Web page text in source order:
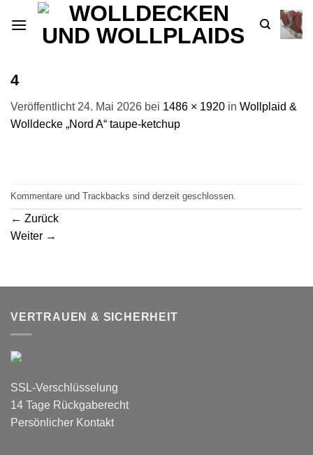
Inhalt
4
Veröffentlicht 24. Mai 2026 bei 1486 × 1920 in Wollplaid &
Wolldecke „Nord A“ taupe-ketchup
Kommentare und Trackbacks sind derzeit geschlossen.
← Zurück
Weiter →
VERTRAUEN & SICHERHEIT
SSL-Verschlüsselung
14 Tage Rückgaberecht
Persönlicher Kontakt